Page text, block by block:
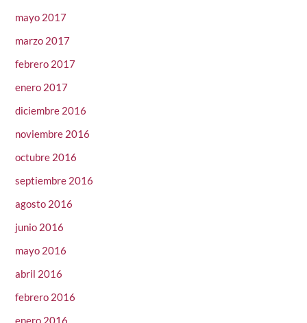
mayo 2017
marzo 2017
febrero 2017
enero 2017
diciembre 2016
noviembre 2016
octubre 2016
septiembre 2016
agosto 2016
junio 2016
mayo 2016
abril 2016
febrero 2016